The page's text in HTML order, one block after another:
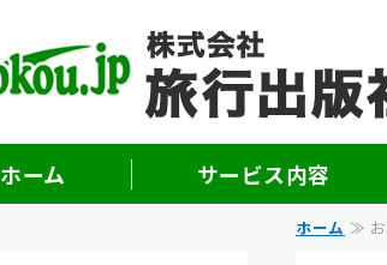
ホーム サービス内容
ホーム ≫ お